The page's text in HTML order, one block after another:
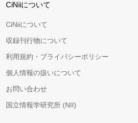
CiNiiについて
CiNiiについて
収録刊行物について
利用規約・プライバシーポリシー
個人情報の扱いについて
お問い合わせ
国立情報学研究所 (NII)